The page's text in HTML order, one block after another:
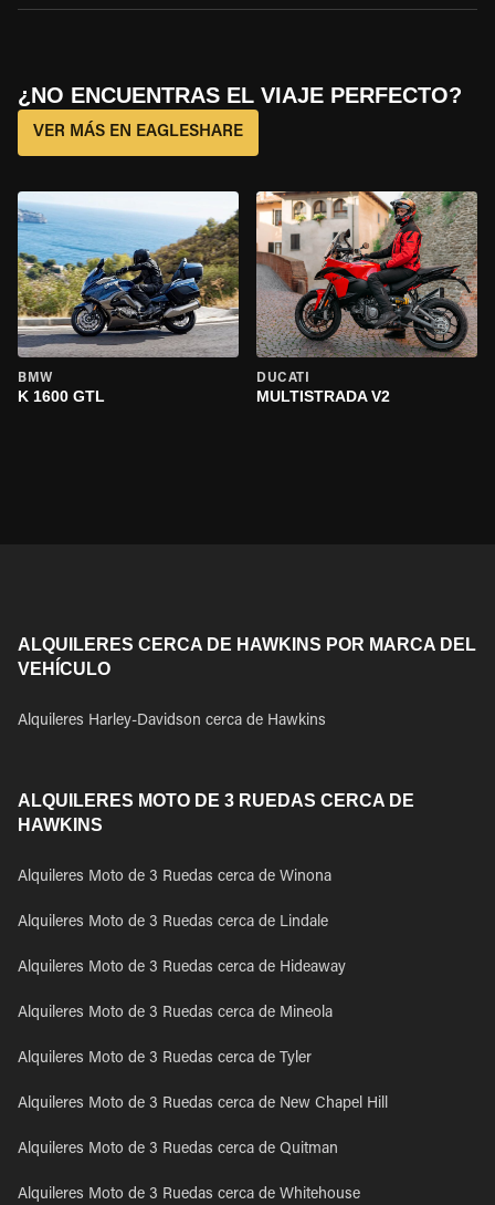
¿NO ENCUENTRAS EL VIAJE PERFECTO?
VER MÁS EN EAGLESHARE
BMW
K 1600 GTL
DUCATI
MULTISTRADA V2
ALQUILERES CERCA DE HAWKINS POR MARCA DEL
VEHÍCULO
Alquileres Harley-Davidson cerca de Hawkins
ALQUILERES MOTO DE 3 RUEDAS CERCA DE
HAWKINS
Alquileres Moto de 3 Ruedas cerca de Winona
Alquileres Moto de 3 Ruedas cerca de Lindale
Alquileres Moto de 3 Ruedas cerca de Hideaway
Alquileres Moto de 3 Ruedas cerca de Mineola
Alquileres Moto de 3 Ruedas cerca de Tyler
Alquileres Moto de 3 Ruedas cerca de New Chapel Hill
Alquileres Moto de 3 Ruedas cerca de Quitman
Alquileres Moto de 3 Ruedas cerca de Whitehouse